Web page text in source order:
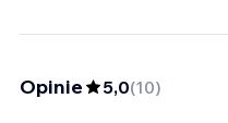
Opinie 5,0(10)